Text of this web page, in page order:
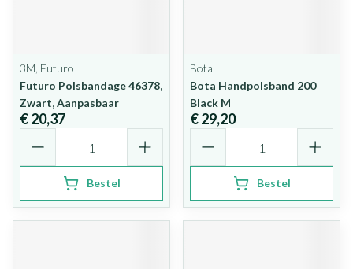
3M, Futuro
Futuro Polsbandage 46378,
Zwart, Aanpasbaar
€ 20,37
Bestel
Bota
Bota Handpolsband 200
Black M
€ 29,20
Bestel